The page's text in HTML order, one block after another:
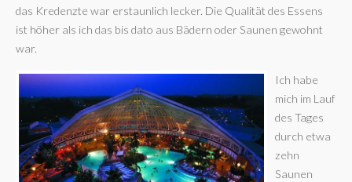
das Kredenzte war erstaunlich lecker. Die Qualität des Essens
ist höher als ich das bis dato aus Bädern oder Saunen gewohnt
war.
Ich habe
mich im Lauf
des Tages
durch etwa
zehn
Saunen